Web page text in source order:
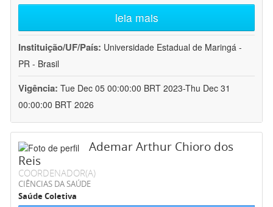
leia mais
Instituição/UF/País: Universidade Estadual de Maringá -
PR - Brasil
Vigência: Tue Dec 05 00:00:00 BRT 2023-Thu Dec 31
00:00:00 BRT 2026
Ademar Arthur Chioro dos
Reis
COORDENADOR(A)
CIÊNCIAS DA SAÚDE
Saúde Coletiva